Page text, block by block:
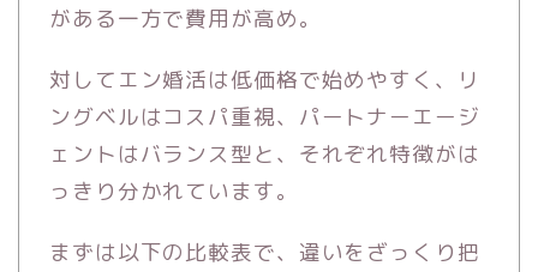
がある一方で費用が高め。
対してエン婚活は低価格で始めやすく、リ
ングベルはコスパ重視、パートナーエージ
ェントはバランス型と、それぞれ特徴がは
っきり分かれています。
まずは以下の比較表で、違いをざっくり把